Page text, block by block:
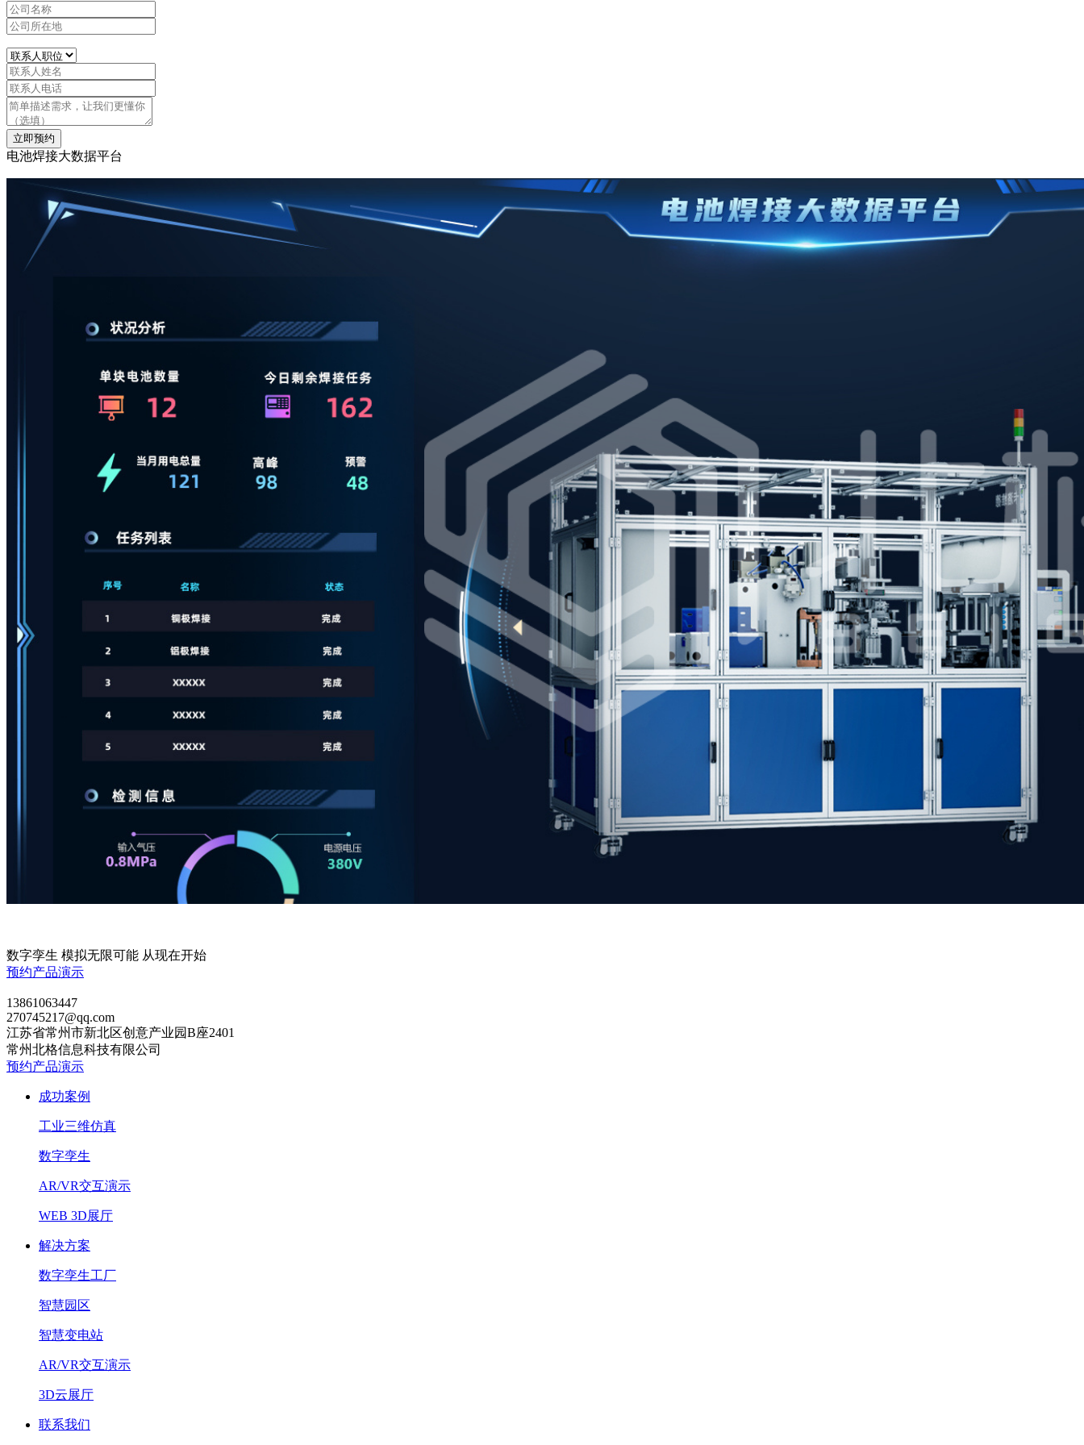
立即预约
电池焊接大数据平台
数字孪生 模拟无限可能 从现在开始
预约产品演示
13861063447
270745217@qq.com
江苏省常州市新北区创意产业园B座2401
常州北格信息科技有限公司
预约产品演示
成功案例
工业三维仿真
数字孪生
AR/VR交互演示
WEB 3D展厅
解决方案
数字孪生工厂
智慧园区
智慧变电站
AR/VR交互演示
3D云展厅
联系我们